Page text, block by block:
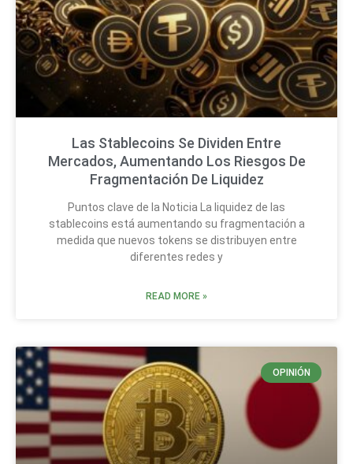
Las Stablecoins Se Dividen Entre
Mercados, Aumentando Los Riesgos De
Fragmentación De Liquidez
Puntos clave de la Noticia La liquidez de las
stablecoins está aumentando su fragmentación a
medida que nuevos tokens se distribuyen entre
diferentes redes y
READ MORE »
OPINIÓN